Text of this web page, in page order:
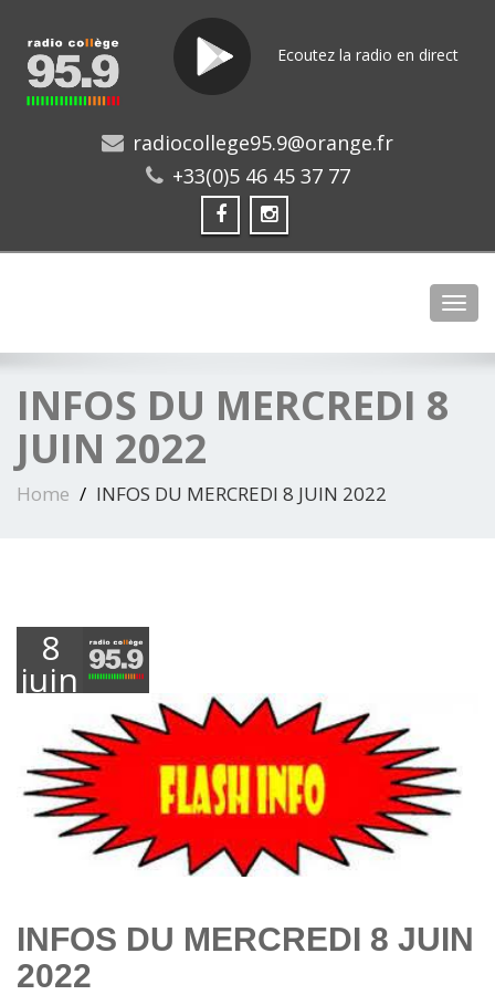
Ecoutez la radio en direct
radiocollege95.9@orange.fr
+33(0)5 46 45 37 77
INFOS DU MERCREDI 8
JUIN 2022
Home INFOS DU MERCREDI 8 JUIN 2022
8
juin
INFOS DU MERCREDI 8 JUIN
2022